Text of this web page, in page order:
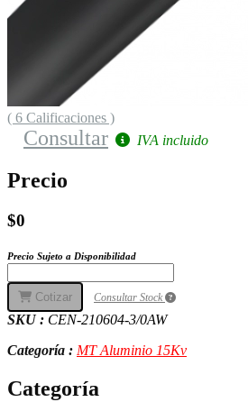
( 6 Calificaciones )
Consultar IVA incluido
Precio
$0
Precio Sujeto a Disponibilidad
Cotizar Consultar Stock
SKU : CEN-210604-3/0AW
Categoría : MT Aluminio 15Kv
Categoría